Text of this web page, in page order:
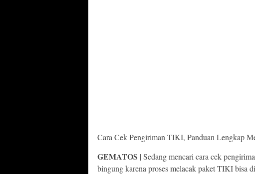
Cara Cek Pengiriman TIKI, Panduan Lengkap
GEMATOS | Sedang mencari cara cek
bingung karena proses melacak paket TIKI bisa